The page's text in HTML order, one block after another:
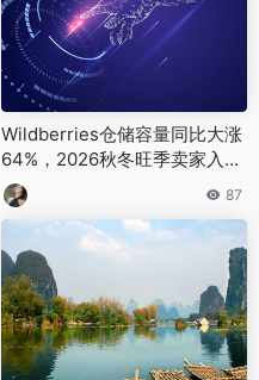
Wildberries仓储容量同比大涨
64%，2026秋冬旺季卖家入仓
名额实现翻倍
87